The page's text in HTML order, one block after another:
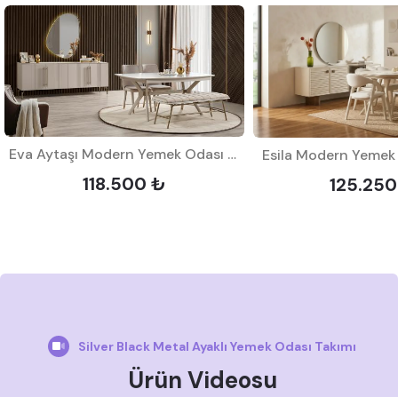
Eva Aytaşı Modern Yemek Odası Takımı
118.500 ₺
Esila Modern Yemek
Silver Black Metal Ayaklı Yemek Odası Takımı
Ürün Videosu